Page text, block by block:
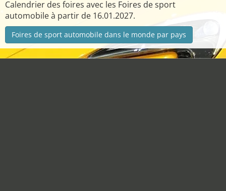
Calendrier des foires avec les Foires de sport
automobile à partir de 16.01.2027.
Foires de sport automobile dans le monde par pays